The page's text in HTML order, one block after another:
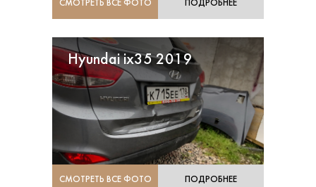
СМОТРЕТЬ ВСЕ ФОТО ПОДРОБНЕЕ
Hyundai ix35 2019
СМОТРЕТЬ ВСЕ ФОТО ПОДРОБНЕЕ